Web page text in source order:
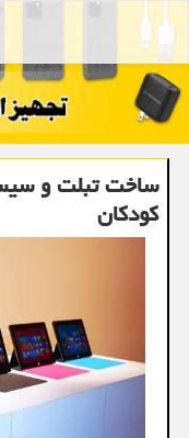
ساخت تبلت و
کودکان